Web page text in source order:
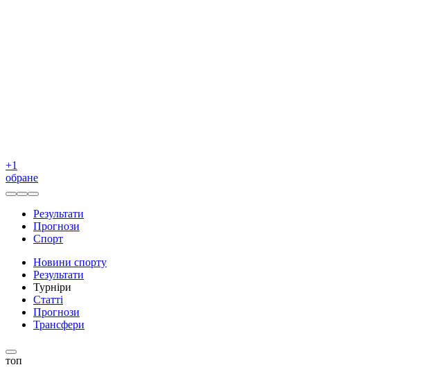
+1
обране
Результати
Прогнози
Спорт
Новини спорту
Результати
Турніри
Статті
Прогнози
Трансфери
топ